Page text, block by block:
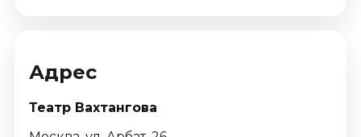
Адрес
Театр Вахтангова